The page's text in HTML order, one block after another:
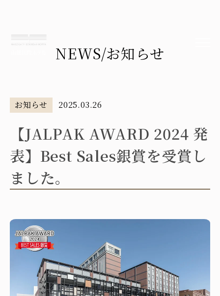
NEWS/お知らせ
お知らせ 2025.03.26
【JALPAK AWARD 2024 発
表】Best Sales銀賞を受賞し
ました。